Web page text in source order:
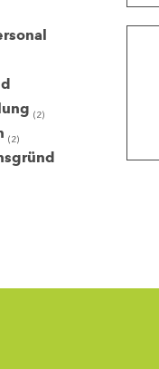
(2)
(2)